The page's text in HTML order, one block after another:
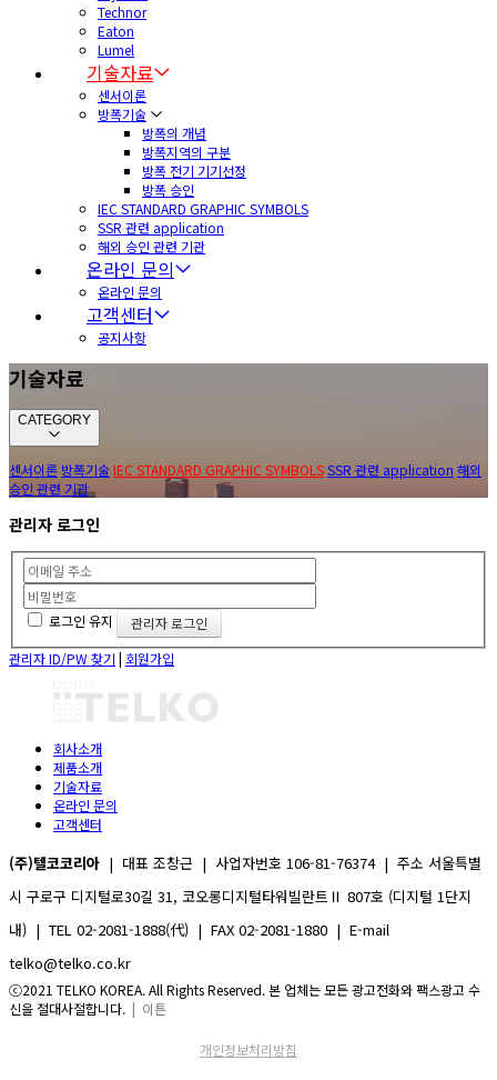
Technor
Eaton
Lumel
기술자료
센서이론
방폭기술
방폭의 개념
방폭지역의 구분
방폭 전기 기기선정
방폭 승인
IEC STANDARD GRAPHIC SYMBOLS
SSR 관련 application
해외 승인 관련 기관
온라인 문의
온라인 문의
고객센터
공지사항
기술자료
CATEGORY
센서이론 방폭기술IEC STANDARD GRAPHIC SYMBOLSSSR 관련 application 해외
승인 관련 기관
관리자 로그인
로그인 유지
관리자 ID/PW 찾기 | 회원가입
회사소개
제품소개
기술자료
온라인 문의
고객센터
(주)텔코코리아 | 대표 조창근 | 사업자번호 106-81-76374 | 주소 서울특별
시 구로구 디지털로30길 31, 코오롱디지털타워빌란트Ⅱ 807호 (디지털 1단지
내) | TEL 02-2081-1888(代) | FAX 02-2081-1880 | E-mail
telko@telko.co.kr
ⓒ2021 TELKO KOREA. All Rights Reserved. 본 업체는 모든 광고전화와 팩스광고 수
신을 절대사절합니다. | 이튼
개인정보처리방침